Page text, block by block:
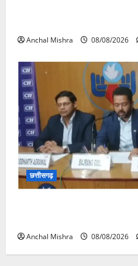
Anchal Mishra 08/08/2026
छत्तीसगढ़
Anchal Mishra 08/08/2026